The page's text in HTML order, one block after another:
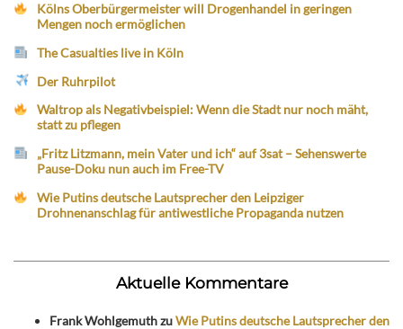
Kölns Oberbürgermeister will Drogenhandel in geringen
Mengen noch ermöglichen
The Casualties live in Köln
Der Ruhrpilot
Waltrop als Negativbeispiel: Wenn die Stadt nur noch mäht,
statt zu pflegen
„Fritz Litzmann, mein Vater und ich“ auf 3sat – Sehenswerte
Pause-Doku nun auch im Free-TV
Wie Putins deutsche Lautsprecher den Leipziger
Drohnenanschlag für antiwestliche Propaganda nutzen
Aktuelle Kommentare
Frank WohlgemuthzuWie Putins deutsche Lautsprecher den